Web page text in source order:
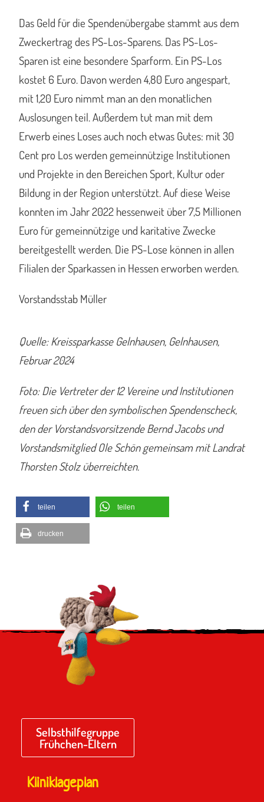
Das Geld für die Spendenübergabe stammt aus dem
Zweckertrag des PS-Los-Sparens. Das PS-Los-
Sparen ist eine besondere Sparform. Ein PS-Los
kostet 6 Euro. Davon werden 4,80 Euro angespart,
mit 1,20 Euro nimmt man an den monatlichen
Auslosungen teil. Außerdem tut man mit dem
Erwerb eines Loses auch noch etwas Gutes: mit 30
Cent pro Los werden gemeinnützige Institutionen
und Projekte in den Bereichen Sport, Kultur oder
Bildung in der Region unterstützt. Auf diese Weise
konnten im Jahr 2022 hessenweit über 7,5 Millionen
Euro für gemeinnützige und karitative Zwecke
bereitgestellt werden. Die PS-Lose können in allen
Filialen der Sparkassen in Hessen erworben werden.
Vorstandsstab Müller
Quelle: Kreissparkasse Gelnhausen, Gelnhausen,
Februar 2024
Foto: Die Vertreter der 12 Vereine und Institutionen
freuen sich über den symbolischen Spendenscheck,
den der Vorstandsvorsitzende Bernd Jacobs und
Vorstandsmitglied Ole Schön gemeinsam mit Landrat
Thorsten Stolz überreichten.
teilen teilen
drucken
Selbsthilfegruppe
Frühchen-Eltern
Kliniklageplan